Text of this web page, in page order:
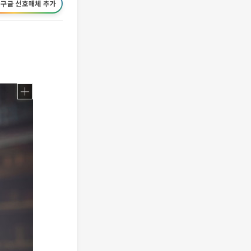
구글 선호매체 추가